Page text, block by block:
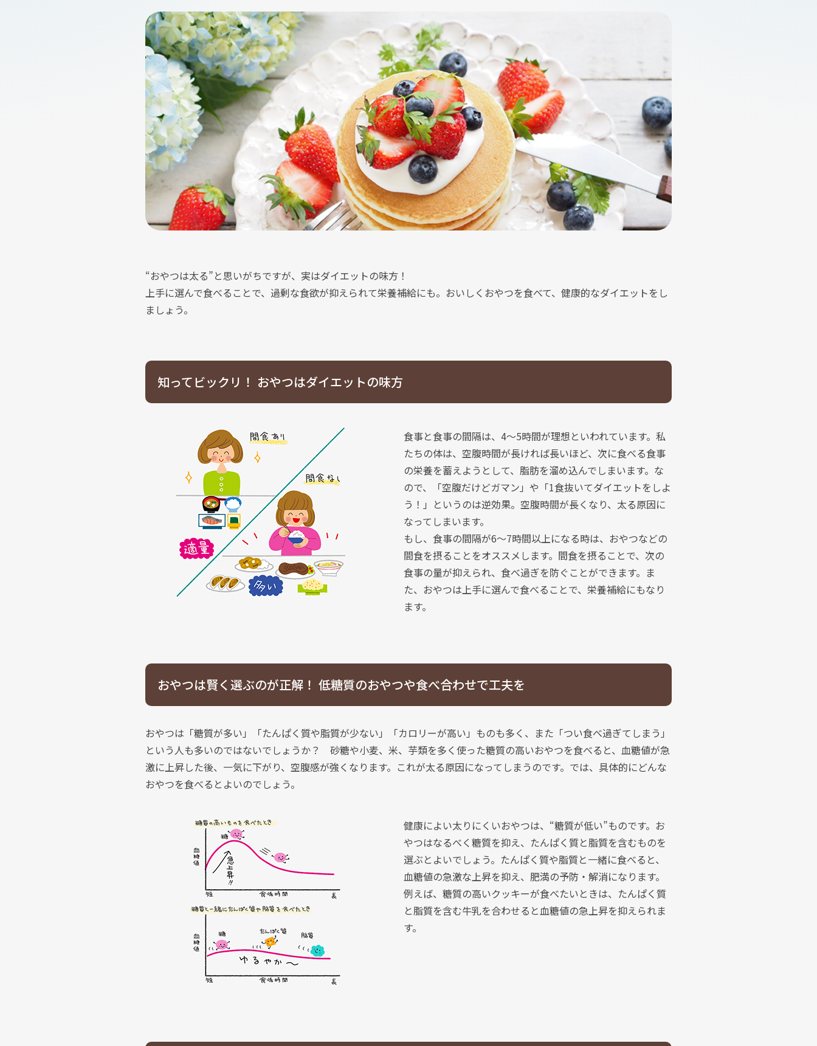
“おやつは太る”と思いがちですが、実はダイエットの味方！
上手に選んで食べることで、過剰な食欲が抑えられて栄養補給にも。おいしくおやつを食べて、健康的なダイエットをし
ましょう。
知ってビックリ！ おやつはダイエットの味方
食事と食事の間隔は、4～5時間が理想といわれています。私
たちの体は、空腹時間が長ければ長いほど、次に食べる食事
の栄養を蓄えようとして、脂肪を溜め込んでしまいます。な
ので、「空腹だけどガマン」や「1食抜いてダイエットをしよ
う！」というのは逆効果。空腹時間が長くなり、太る原因に
なってしまいます。
もし、食事の間隔が6～7時間以上になる時は、おやつなどの
間食を摂ることをオススメします。間食を摂ることで、次の
食事の量が抑えられ、食べ過ぎを防ぐことができます。ま
た、おやつは上手に選んで食べることで、栄養補給にもなり
ます。
おやつは賢く選ぶのが正解！ 低糖質のおやつや食べ合わせで工夫を
おやつは「糖質が多い」「たんぱく質や脂質が少ない」「カロリーが高い」ものも多く、また「つい食べ過ぎてしまう」
という人も多いのではないでしょうか？ 砂糖や小麦、米、芋類を多く使った糖質の高いおやつを食べると、血糖値が急
激に上昇した後、一気に下がり、空腹感が強くなります。これが太る原因になってしまうのです。では、具体的にどんな
おやつを食べるとよいのでしょう。
健康によい太りにくいおやつは、“糖質が低い”ものです。お
やつはなるべく糖質を抑え、たんぱく質と脂質を含むものを
選ぶとよいでしょう。たんぱく質や脂質と一緒に食べると、
血糖値の急激な上昇を抑え、肥満の予防・解消になります。
例えば、糖質の高いクッキーが食べたいときは、たんぱく質
と脂質を含む牛乳を合わせると血糖値の急上昇を抑えられま
す。